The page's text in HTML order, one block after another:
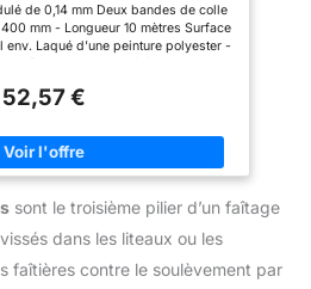
à
de 0,14 mm Deux bandes de colle
mm - Longueur 10 mètres Surface
env. Laqué d’une peinture polyester -
Pour fixer les faîtières clip de
52,57 €
sont le troisième pilier d’un faîtage
dans les liteaux ou les
faîtières contre le soulèvement par